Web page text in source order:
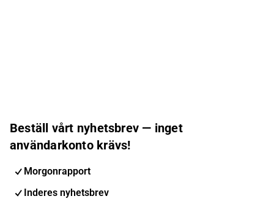
Beställ vårt nyhetsbrev — inget
användarkonto krävs!
Morgonrapport
Inderes nyhetsbrev